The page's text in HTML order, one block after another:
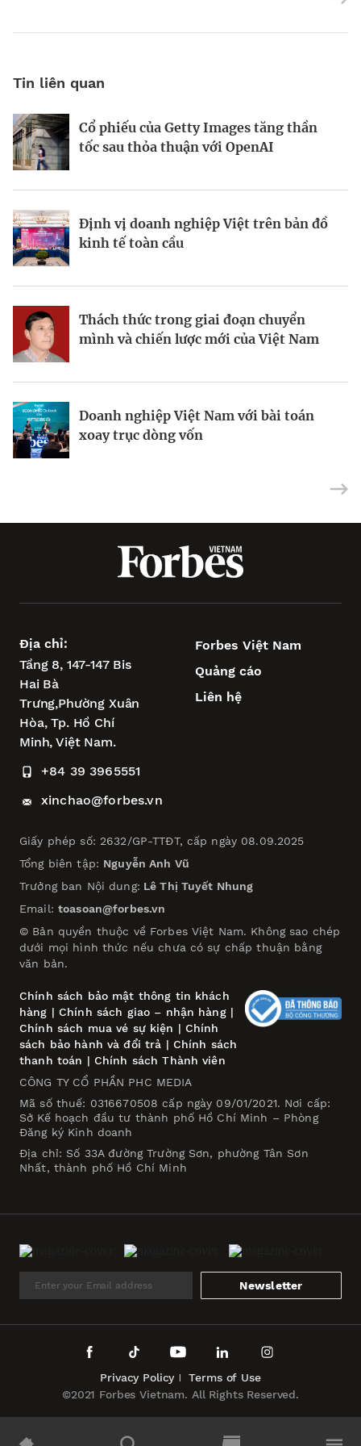
Tin liên quan
Cổ phiếu của Getty Images tăng thần
tốc sau thỏa thuận với OpenAI
Định vị doanh nghiệp Việt trên bản đồ
kinh tế toàn cầu
Thách thức trong giai đoạn chuyển
mình và chiến lược mới của Việt Nam
Doanh nghiệp Việt Nam với bài toán
xoay trục dòng vốn
Động lực và những “điểm nghẽn” trên
hành trình kiến thiết đô thị xanh
Bất động sản công nghiệp xanh: sức
mạnh từ công nghệ và vốn
Từ hài hòa đến hưng thịnh: Phụ nữ
trong tầm nhìn kinh tế của Canada tại
Siêu dự án tìm bệ phóng khi xoay trục
tăng trưởng
World Bank: Việt Nam cần điều chỉnh
mô hình tăng trưởng
Bà Đặng Minh Phương: Mạnh dạn đón
cơ hội, tạo dấu ấn mới
Viết lại chiến lược kinh doanh trong
thời đại bất định
Vũng Tàu – “điểm tựa vịnh biển” để
TP.HCM vươn tầm châu Á
Địa chỉ:
Tầng 8, 147-147 Bis
Hai Bà
Trưng,Phường Xuân
Hòa,Tp. Hồ Chí
Minh, Việt Nam.
+84 39 3965551
xinchao@forbes.vn
Forbes Việt Nam
Quảng cáo
Liên hệ
Giấy phép số: 2632/GP-TTĐT, cấp ngày 08.09.2025
Tổng biên tập: Nguyễn Anh Vũ
Trưởng ban Nội dung: Lê Thị Tuyết Nhung
Email: toasoan@forbes.vn
© Bản quyền thuộc về Forbes Việt Nam. Không sao chép
dưới mọi hình thức nếu chưa có sự chấp thuận bằng
văn bản.
Chính sách bảo mật thông tin khách
hàng | Chính sách giao – nhận hàng|
Chính sách mua vé sự kiện | Chính
sách bảo hành và đổi trả | Chính sách
thanh toán | Chính sách Thành viên
CÔNG TY CỔ PHẦN PHC MEDIA
Mã số thuế: 0316670508 cấp ngày 09/01/2021. Nơi cấp:
Sở Kế hoạch đầu tư thành phố Hồ Chí Minh – Phòng
Đăng ký Kinh doanh
Địa chỉ: Số 33A đường Trường Sơn, phường Tân Sơn
Nhất, thành phố Hồ Chí Minh
Newsletter
©2021 Forbes Vietnam. All Rights Reserved.
Privacy Policy Terms of Use